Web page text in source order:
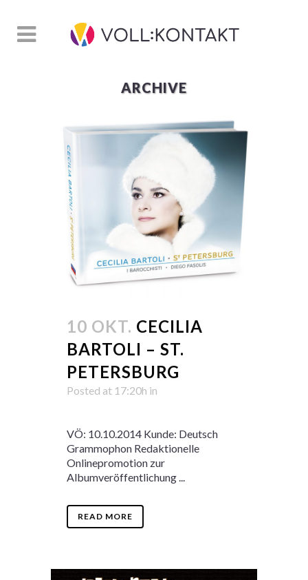
ARCHIVE
10 OKT. CECILIA
BARTOLI – ST.
PETERSBURG
Posted at 17:20h in
VÖ: 10.10.2014 Kunde: Deutsch
Grammophon Redaktionelle
Onlinepromotion zur
Albumveröffentlichung ...
READ MORE